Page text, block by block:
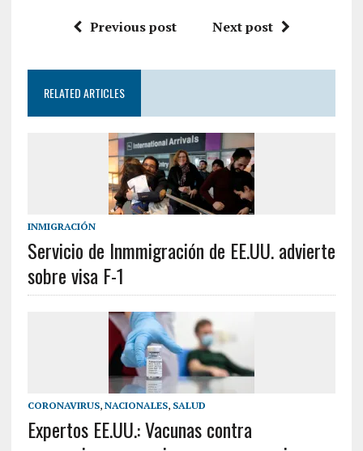
Previous post Next post
RELATED ARTICLES
INMIGRACIÓN
Servicio de Inmmigración de EE.UU. advierte
sobre visa F-1
CORONAVIRUS, NACIONALES, SALUD
Expertos EE.UU.: Vacunas contra